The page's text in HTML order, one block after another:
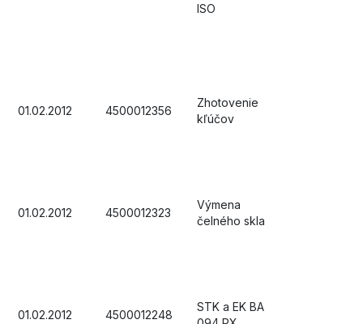
ISO
01.02.2012 4500012356
Zhotovenie
kľúčov
01.02.2012 4500012323
Výmena
čelného skla
01.02.2012 4500012248
STK a EK BA